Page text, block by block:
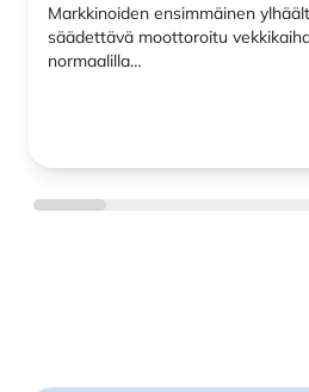
Markkinoiden ensimmäinen
säädettävä moottoroitu
normaalilla…